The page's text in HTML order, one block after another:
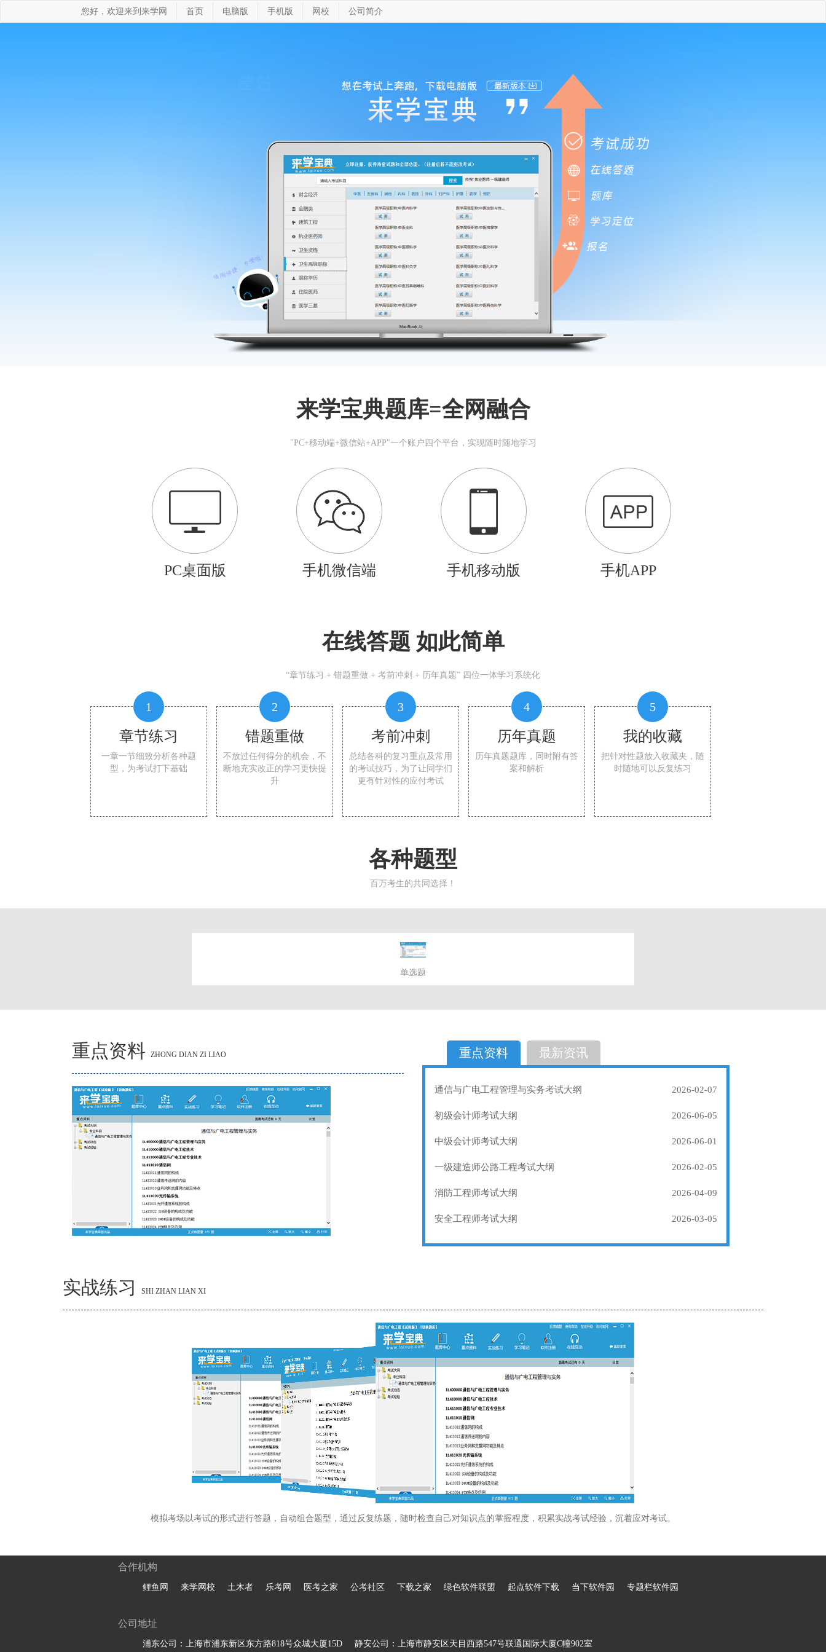
您好，欢迎来到来学网 首页 电脑版 手机版 网校 公司简介
来学宝典题库=全网融合
"PC+移动端+微信站+APP"一个账户四个平台，实现随时随地学习
PC桌面版 手机微信端 手机移动版 手机APP
在线答题 如此简单
“章节练习 + 错题重做 + 考前冲刺 + 历年真题” 四位一体学习系统化
1
章节练习
一章一节细致分析各种题
型，为考试打下基础
2
错题重做
不放过任何得分的机会，不
断地充实改正的学习更快提
升
3
考前冲刺
总结各科的复习重点及常用
的考试技巧，为了让同学们
更有针对性的应付考试
4
历年真题
历年真题题库，同时附有答
案和解析
5
我的收藏
把针对性题放入收藏夹，随
时随地可以反复练习
各种题型
百万考生的共同选择！
单选题
选择题
重点资料 ZHONG DIAN ZI LIAO 重点资料 最新资讯
通信与广电工程管理与实务考试大纲 2026-02-07
初级会计师考试大纲 2026-06-05
中级会计师考试大纲 2026-06-01
一级建造师公路工程考试大纲 2026-02-05
消防工程师考试大纲 2026-04-09
安全工程师考试大纲 2026-03-05
实战练习 SHI ZHAN LIAN XI
模拟考场以考试的形式进行答题，自动组合题型，通过反复练题，随时检查自己对知识点的掌握程度，积累实战考试经验，沉着应对考试。
合作机构
鲤鱼网 来学网校 土木者 乐考网 医考之家 公考社区 下载之家 绿色软件联盟 起点软件下载 当下软件园 专题栏软件园
公司地址
浦东公司：上海市浦东新区东方路818号众城大厦15D 静安公司：上海市静安区天目西路547号联通国际大厦C幢902室